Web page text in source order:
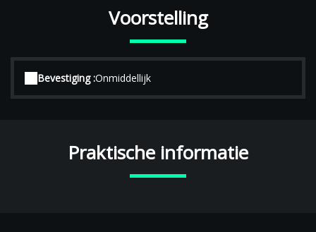
Voorstelling
Bevestiging :Onmiddellijk
Praktische informatie